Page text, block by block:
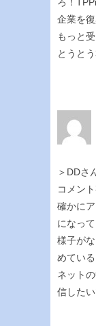
ろ！
企業を
もっと
とうと
＞DDさ
コメン
確かに
になっ
様子が
めている
ネット
信したい